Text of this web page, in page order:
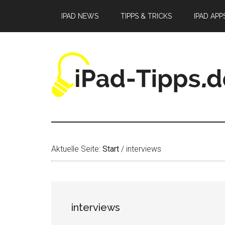
springen
springen
springen
IPAD NEWS TIPPS & TRICKS IPAD
Aktuelle Seite: Start / interviews
interviews